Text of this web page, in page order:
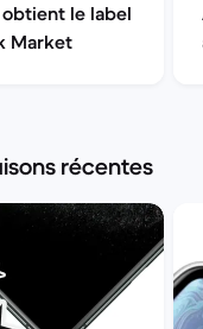
le label
Market
récentes